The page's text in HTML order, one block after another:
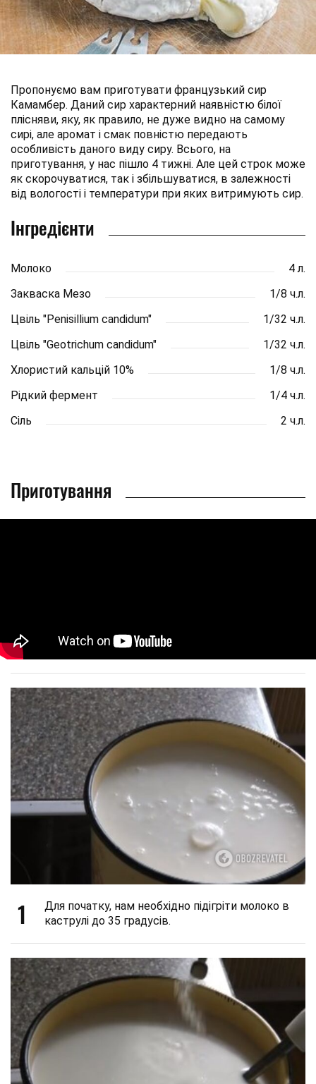
Пропонуємо вам приготувати французький сир
Камамбер. Даний сир характерний наявністю білої
плісняви, яку, як правило, не дуже видно на самому
сирі, але аромат і смак повністю передають
особливість даного виду сиру. Всього, на
приготування, у нас пішло 4 тижні. Але цей строк може
як скорочуватися, так і збільшуватися, в залежності
від вологості і температури при яких витримують сир.
Інгредієнти
Молоко
4 л.
Закваска Мезо
1/8 ч.л.
Цвіль "Penisillium candidum"
1/32 ч.л.
Цвіль "Geotrichum candidum"
1/32 ч.л.
Хлористий кальцій 10%
1/8 ч.л.
Рідкий фермент
1/4 ч.л.
Сіль
2 ч.л.
Приготування
1
Для початку, нам необхідно підігріти молоко в
каструлі до 35 градусів.